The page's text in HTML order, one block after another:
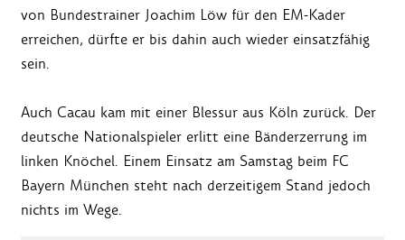
von Bundestrainer Joachim Löw für den EM-Kader
erreichen, dürfte er bis dahin auch wieder einsatzfähig
sein.
Auch Cacau kam mit einer Blessur aus Köln zurück. Der
deutsche Nationalspieler erlitt eine Bänderzerrung im
linken Knöchel. Einem Einsatz am Samstag beim FC
Bayern München steht nach derzeitigem Stand jedoch
nichts im Wege.